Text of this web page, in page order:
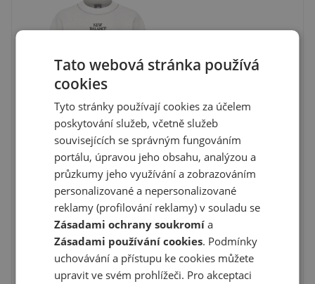
Tato webová stránka používá
cookies
Tyto stránky používají cookies za účelem
poskytování služeb, včetně služeb
souvisejících se správným fungováním
portálu, úpravou jeho obsahu, analýzou a
průzkumy jeho využívání a zobrazováním
personalizované a nepersonalizované
reklamy (profilování reklamy) v souladu se
Zásadami ochrany soukromí a
Zásadami používání cookies. Podmínky
uchovávání a přístupu ke cookies můžete
upravit ve svém prohlížeči. Pro akceptaci